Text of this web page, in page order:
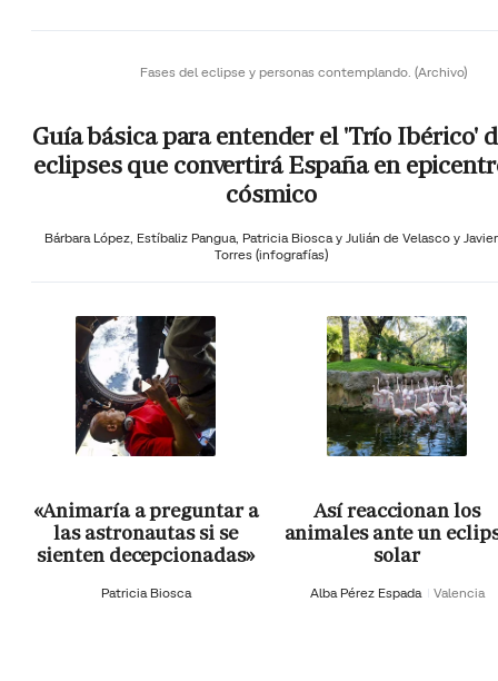
Fases del eclipse y personas contemplando. (Archivo)
Guía básica para entender el 'Trío Ibérico'
eclipses que convertirá España en
cósmico
Bárbara López, Estíbaliz Pangua, Patricia Biosca y Julián de Velasco y Javier
Torres (infografías)
«Animaría a preguntar a
las astronautas si se
sienten decepcionadas»
Patricia Biosca
Así reaccionan los
animales ante un
solar
Alba Pérez Espada Valencia